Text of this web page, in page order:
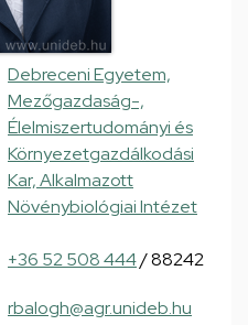
Debreceni Egyetem,
Mezőgazdaság-,
Élelmiszertudományi és
Környezetgazdálkodási
Kar, Alkalmazott
Növénybiológiai Intézet
+36 52 508 444/ 88242
rbalogh@agr.unideb.hu